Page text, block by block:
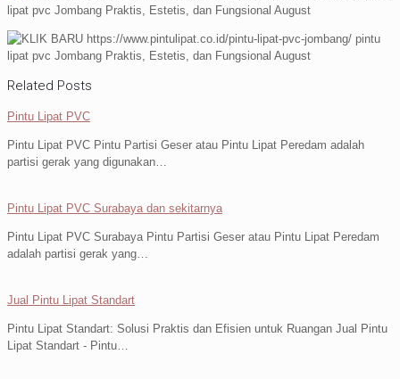
Related Posts
Pintu Lipat PVC
Pintu Lipat PVC Pintu Partisi Geser atau Pintu Lipat Peredam adalah
partisi gerak yang digunakan…
Pintu Lipat PVC Surabaya dan sekitarnya
Pintu Lipat PVC Surabaya Pintu Partisi Geser atau Pintu Lipat Peredam
adalah partisi gerak yang…
Jual Pintu Lipat Standart
Pintu Lipat Standart: Solusi Praktis dan Efisien untuk Ruangan Jual Pintu
Lipat Standart - Pintu…